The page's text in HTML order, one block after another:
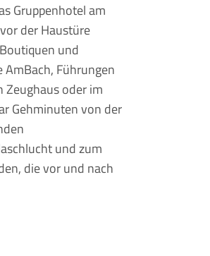
Gruppenhotel am
der Haustüre
und
Führungen
Zeughaus oder im
Gehminuten von der
und zum
die vor und nach